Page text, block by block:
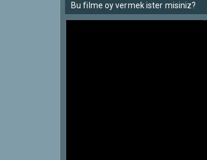
Bu filme oy vermek ister misiniz?